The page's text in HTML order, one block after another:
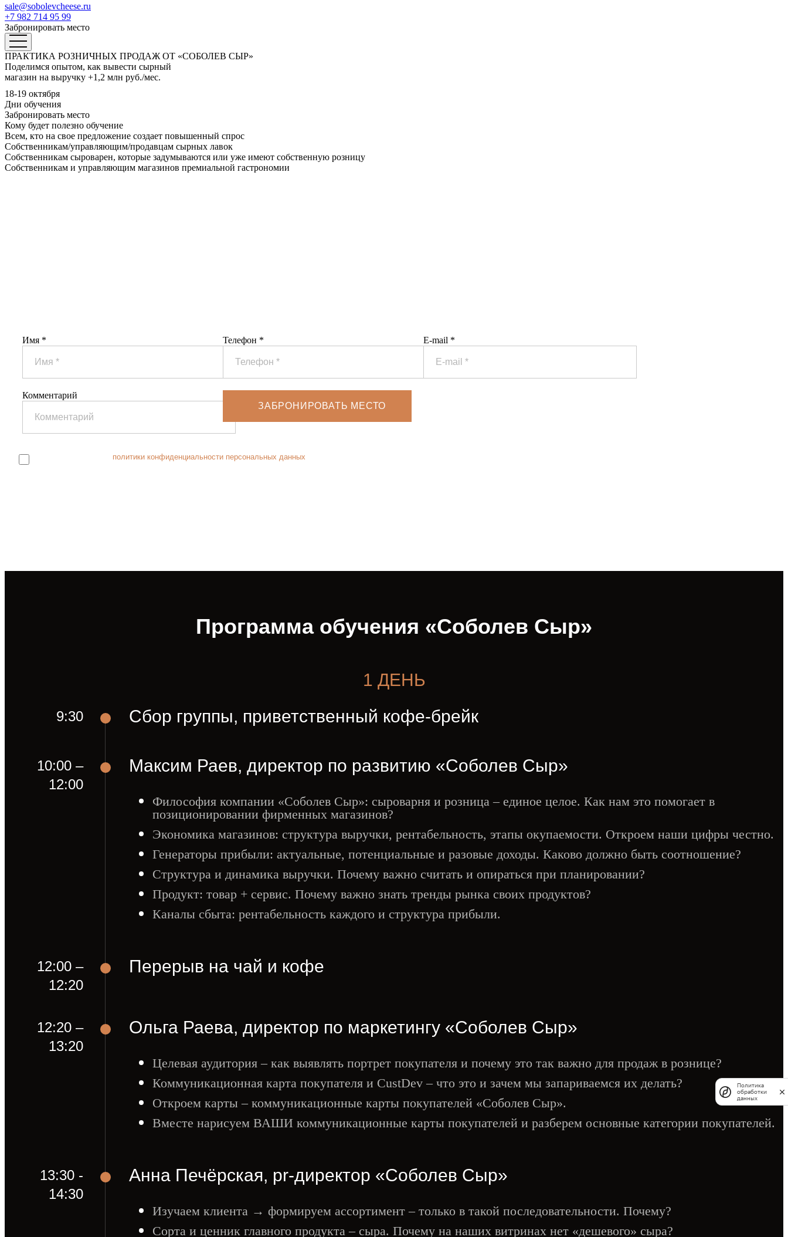
sale@sobolevcheese.ru
+7 982 714 95 99
Забронировать место
ПРАКТИКА РОЗНИЧНЫХ ПРОДАЖ ОТ «СОБОЛЕВ СЫР»
Поделимся опытом, как вывести сырный
магазин на выручку +1,2 млн руб./мес.
18-19 октября
Дни обучения
Забронировать место
Кому будет полезно обучение
Всем, кто на свое предложение создает повышенный спрос
Собственникам/управляющим/продавцам сырных лавок
Собственникам сыроварен, которые задумываются или уже имеют собственную розницу
Собственникам и управляющим магазинов премиальной гастрономии
Имя * Телефон * E-mail *
Комментарий
политики конфиденциальности персональных данных
Программа обучения «Соболев Сыр»
1 ДЕНЬ
9:30 Сбор группы, приветственный кофе-брейк
10:00 –
12:00
Максим Раев, директор по развитию «Соболев Сыр»
Философия компании «Соболев Сыр»: сыроварня и розница – единое целое. Как нам это помогает в
позиционировании фирменных магазинов?
Экономика магазинов: структура выручки, рентабельность, этапы окупаемости. Откроем наши цифры честно.
Генераторы прибыли: актуальные, потенциальные и разовые доходы. Каково должно быть соотношение?
Структура и динамика выручки. Почему важно считать и опираться при планировании?
Продукт: товар + сервис. Почему важно знать тренды рынка своих продуктов?
Каналы сбыта: рентабельность каждого и структура прибыли.
12:00 –
12:20
Перерыв на чай и кофе
12:20 –
13:20
Ольга Раева, директор по маркетингу «Соболев Сыр»
Целевая аудитория – как выявлять портрет покупателя и почему это так важно для продаж в рознице?
Коммуникационная карта покупателя и CustDev – что это и зачем мы запариваемся их делать?
Откроем карты – коммуникационные карты покупателей «Соболев Сыр».
Вместе нарисуем ВАШИ коммуникационные карты покупателей и разберем основные категории покупателей.
13:30 -
14:30
Анна Печёрская, pr-директор «Соболев Сыр»
Изучаем клиента → формируем ассортимент – только в такой последовательности. Почему?
Сорта и ценник главного продукта – сыра. Почему на наших витринах нет «дешевого» сыра?
Политика
обработки
данных